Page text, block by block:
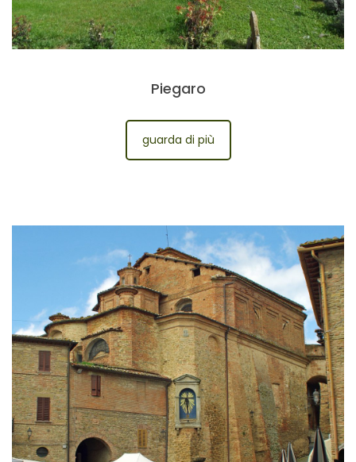
Piegaro
guarda di più